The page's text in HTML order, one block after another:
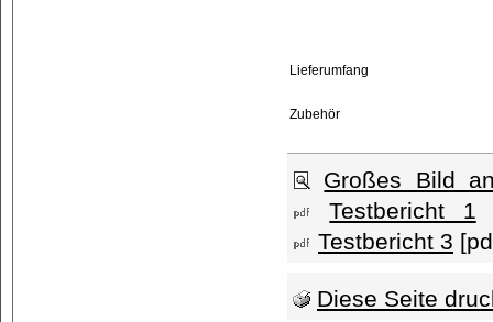
Lieferumfang
Zubehör
Großes Bild
Testbericht 1
Testbericht 3
Diese Seite